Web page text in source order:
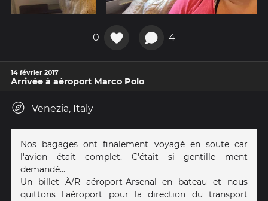
0 4
14 février 2017
Arrivée à aéroport Marco Polo
Venezia, Italy
Nos bagages ont finalement voyagé en soute car
l'avion était complet. C'était si gentille ment
demandé...
Un billet À/R aéroport-Arsenal en bateau et nous
quittons l'aéroport pour la direction du transport